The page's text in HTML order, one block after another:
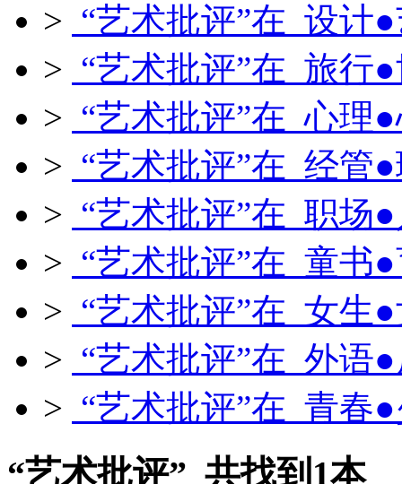
> “艺术批评”在 设计
> “艺术批评”在 旅行
> “艺术批评”在 心理
> “艺术批评”在 经管
> “艺术批评”在 职场
> “艺术批评”在 童书
> “艺术批评”在 女生
> “艺术批评”在 外语
> “艺术批评”在 青春
“艺术批评” 共找到1本